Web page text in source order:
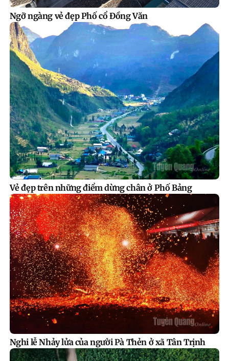
Ngỡ ngàng vẻ đẹp Phố cổ Đồng Văn
Vẻ đẹp trên những điểm dừng chân ở Phố Bảng
Nghi lễ Nhảy lửa của người Pà Thẻn ở xã Tân Trịnh